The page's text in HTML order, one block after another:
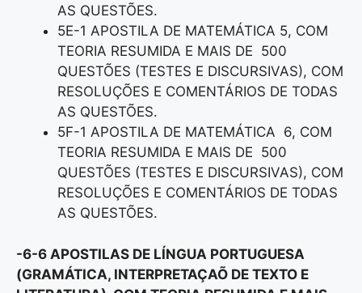
AS QUESTÕES.
5E-1 APOSTILA DE MATEMÁTICA 5, COM
TEORIA RESUMIDA E MAIS DE 500
QUESTÕES (TESTES E DISCURSIVAS), COM
RESOLUÇÕES E COMENTÁRIOS DE TODAS
AS QUESTÕES.
5F-1 APOSTILA DE MATEMÁTICA 6, COM
TEORIA RESUMIDA E MAIS DE 500
QUESTÕES (TESTES E DISCURSIVAS), COM
RESOLUÇÕES E COMENTÁRIOS DE TODAS
AS QUESTÕES.
-6-6 APOSTILAS DE LÍNGUA PORTUGUESA
(GRAMÁTICA, INTERPRETAÇAÕ DE TEXTO E